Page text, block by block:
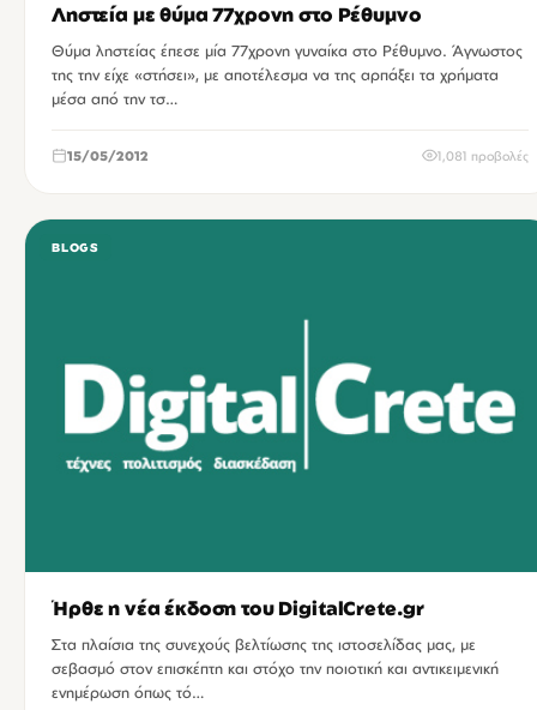
Ληστεία με θύμα 77χρονη στο Ρέθυμνο
Θύμα ληστείας έπεσε μία 77χρονη γυναίκα στο Ρέθυμνο. Άγνωστος
της την είχε «στήσει», με αποτέλεσμα να της αρπάξει τα χρήματα
μέσα από την τσ…
15/05/2012 1,081 προβολές
BLOGS
Ήρθε η νέα έκδοση του DigitalCrete.gr
Στα πλαίσια της συνεχούς βελτίωσης της ιστοσελίδας μας, με
σεβασμό στον επισκέπτη και στόχο την ποιοτική και αντικειμενική
ενημέρωση όπως τό…